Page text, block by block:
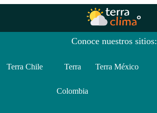
Conoce nuestros sitios:
Terra Chile Terra
Colombia
Terra México